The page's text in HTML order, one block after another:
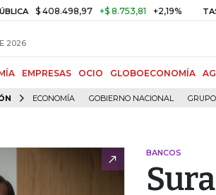
408.498,97 +$ 8.753,81 +2,19% TASA DE
2026
EMPRESAS OCIO GLOBOECONOMÍA
ECONOMÍA GOBIERNO NACIONAL
BANCOS